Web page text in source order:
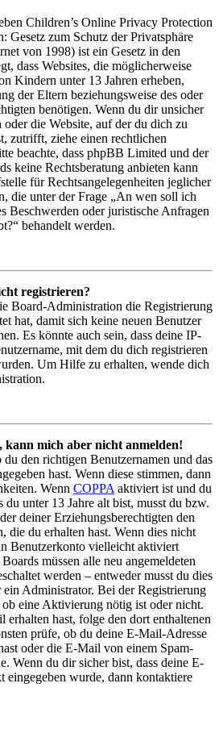
Children’s Online Privacy Protection
Gesetz zum Schutz der Privatsphäre
von 1998) ist ein Gesetz in den
dass Websites, die möglicherweise
Kindern unter 13 Jahren erheben,
der Eltern beziehungsweise des oder
benötigen. Wenn du dir unsicher
die Website, auf der du dich zu
zutrifft, ziehe einen rechtlichen
beachte, dass phpBB Limited und der
keine Rechtsberatung anbieten kann
für Rechtsangelegenheiten jeglicher
die unter der Frage „An wen soll ich
Beschwerden oder juristische Anfragen
behandelt werden.
registrieren?
Board-Administration die Registrierung
hat, damit sich keine neuen Benutzer
Es könnte auch sein, dass deine IP-
mit dem du dich registrieren
Um Hilfe zu erhalten, wende dich
mich aber nicht anmelden!
den richtigen Benutzernamen und das
hast. Wenn diese stimmen, dann
Wenn COPPA aktiviert ist und du
du unter 13 Jahre alt bist, musst du bzw.
deiner Erziehungsberechtigten den
die du erhalten hast. Wenn dies nicht
Benutzerkonto vielleicht aktiviert
müssen alle neu angemeldeten
werden – entweder musst du dies
ein Administrator. Bei der Registrierung
eine Aktivierung nötig ist oder nicht.
erhalten hast, folge den dort enthaltenen
prüfe, ob du deine E-Mail-Adresse
oder die E-Mail von einem Spam-
Wenn du dir sicher bist, dass deine E-
eingegeben wurde, dann kontaktiere